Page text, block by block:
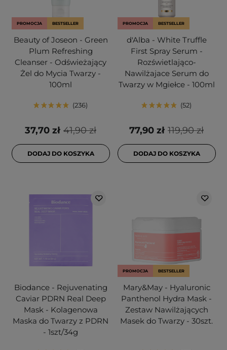
PROMOCJA BESTSELLER
Beauty of Joseon - Green
Plum Refreshing
Cleanser - Odświeżający
Żel do Mycia Twarzy -
100ml
236
41,90 zł
37,70 zł
DODAJ DO KOSZYKA
PROMOCJA BESTSELLER
d'Alba - White Truffle
First Spray Serum -
Rozświetlająco-
Nawilżajace Serum do
Twarzy w Mgiełce - 100ml
52
119,90 zł
77,90 zł
DODAJ DO KOSZYKA
Biodance - Rejuvenating
Caviar PDRN Real Deep
Mask - Kolagenowa
Maska do Twarzy z PDRN
- 1szt/34g
PROMOCJA BESTSELLER
Mary&May - Hyaluronic
Panthenol Hydra Mask -
Zestaw Nawilżających
Masek do Twarzy - 30szt.